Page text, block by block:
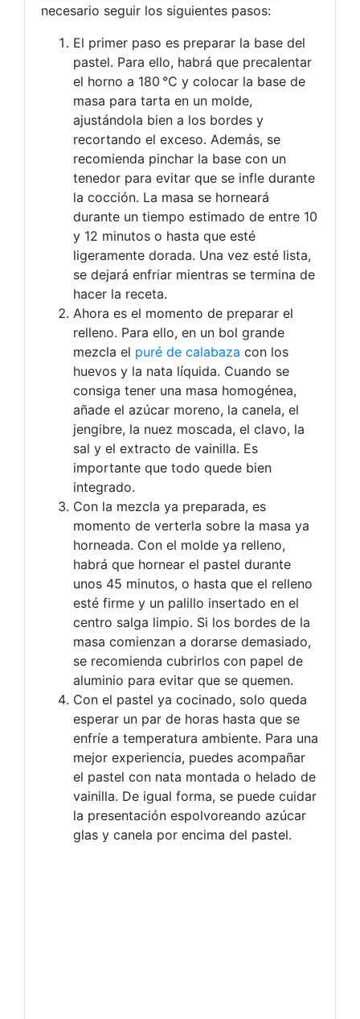
necesario seguir los siguientes pasos:
El primer paso es preparar la base del
pastel. Para ello, habrá que precalentar
el horno a 180 °C y colocar la base de
masa para tarta en un molde,
ajustándola bien a los bordes y
recortando el exceso. Además, se
recomienda pinchar la base con un
tenedor para evitar que se infle durante
la cocción. La masa se horneará
durante un tiempo estimado de entre 10
y 12 minutos o hasta que esté
ligeramente dorada. Una vez esté lista,
se dejará enfriar mientras se termina de
hacer la receta.
Ahora es el momento de preparar el
relleno. Para ello, en un bol grande
mezcla el puré de calabaza con los
huevos y la nata líquida. Cuando se
consiga tener una masa homogénea,
añade el azúcar moreno, la canela, el
jengibre, la nuez moscada, el clavo, la
sal y el extracto de vainilla. Es
importante que todo quede bien
integrado.
Con la mezcla ya preparada, es
momento de verterla sobre la masa ya
horneada. Con el molde ya relleno,
habrá que hornear el pastel durante
unos 45 minutos, o hasta que el relleno
esté firme y un palillo insertado en el
centro salga limpio. Si los bordes de la
masa comienzan a dorarse demasiado,
se recomienda cubrirlos con papel de
aluminio para evitar que se quemen.
Con el pastel ya cocinado, solo queda
esperar un par de horas hasta que se
enfríe a temperatura ambiente. Para una
mejor experiencia, puedes acompañar
el pastel con nata montada o helado de
vainilla. De igual forma, se puede cuidar
la presentación espolvoreando azúcar
glas y canela por encima del pastel.